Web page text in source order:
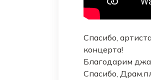
Спасибо,
концерта!
Благодарим
Спасибо,